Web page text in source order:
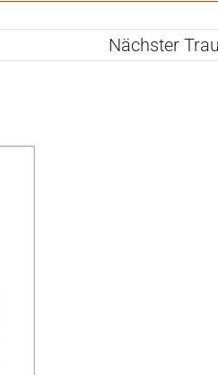
Nächster